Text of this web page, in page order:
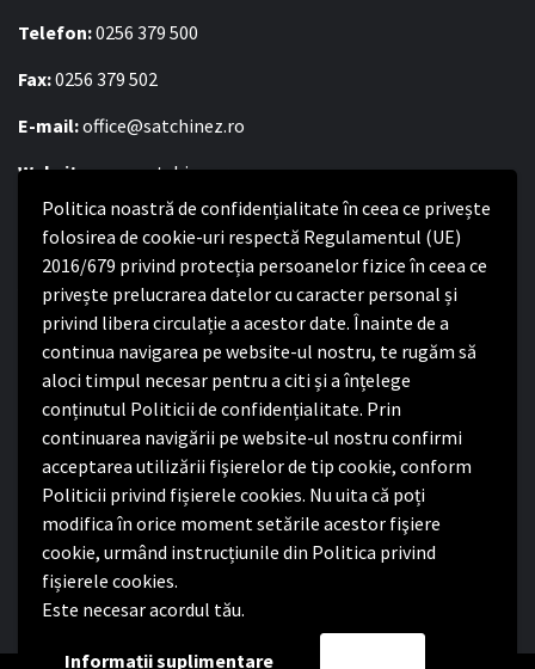
Politica noastră de confidențialitate în ceea ce privește
folosirea de cookie-uri respectă Regulamentul (UE)
2016/679 privind protecția persoanelor fizice în ceea ce
privește prelucrarea datelor cu caracter personal și
privind libera circulație a acestor date. Înainte de a
continua navigarea pe website-ul nostru, te rugăm să
aloci timpul necesar pentru a citi și a înțelege
conținutul Politicii de confidențialitate. Prin
continuarea navigării pe website-ul nostru confirmi
acceptarea utilizării fişierelor de tip cookie, conform
Politicii privind fișierele cookies. Nu uita că poți
modifica în orice moment setările acestor fişiere
cookie, urmând instrucțiunile din Politica privind
fișierele cookies.
Este necesar acordul tău.
Informații suplimentare
Telefon:0256 379 500
Fax:0256 379 502
E-mail:office@satchinez.ro
Website:www.satchinez.ro
Program cu publicul:
Luni – Joi:8:00-16:30
Vineri:8:00 – 14:00
Politica de confidențialitate
Politica de confidențialitate
Nota de informare privind implementarea Regulamentului
(UE) 2016/679
Termeni și condiții de utilizare website